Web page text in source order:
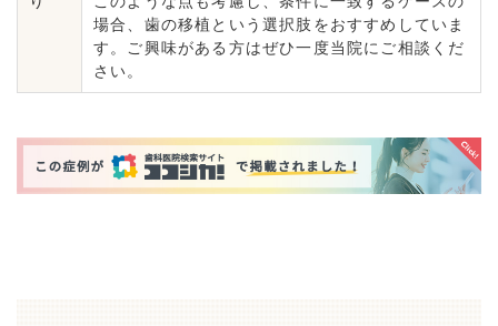
場合、歯の移植という選択肢をおすすめしていま
す。ご興味がある方はぜひ一度当院にご相談くだ
さい。